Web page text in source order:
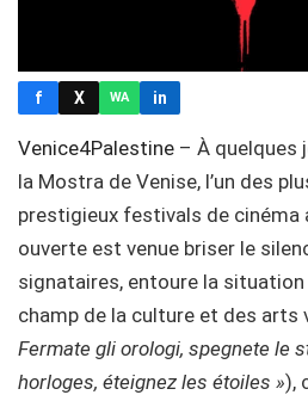
f X WA in
Venice4Palestine – À quelques
la Mostra de Venise, l’un des
prestigieux festivals de cinéma
ouverte est venue briser le
signataires, entoure la
champ de la culture et des arts
Fermate gli orologi, spegnete le
horloges, éteignez les étoiles »),